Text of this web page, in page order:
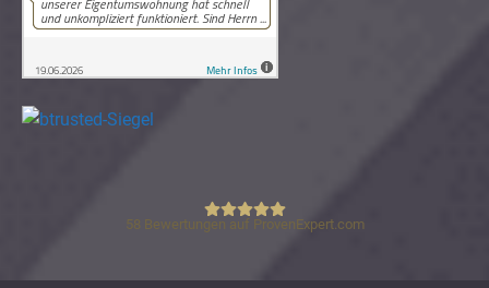
Lutz Schneider Immobilienbewertung
58 Bewertungen auf ProvenExpert.com